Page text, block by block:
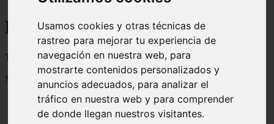
Usamos cookies y otras técnicas de
rastreo para mejorar tu experiencia de
navegación en nuestra web, para
mostrarte contenidos personalizados y
anuncios adecuados, para analizar el
tráfico en nuestra web y para comprender
de donde llegan nuestros visitantes.
Blog sobre gatos
Todo sobre gatos, nombres de gatos y razas de gatos
Mostrando 1 - 24 de 2799 artículos